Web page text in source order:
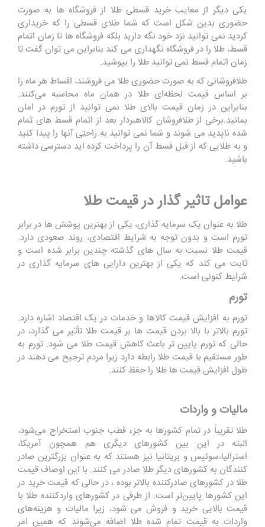
یکی دیگر از معایب خرید قسطی طلا از فروشگاه ها به صورت
حضوری بدین شکل است که شما طلای قسطی را که خریداری
کردید نمی توانید نزد خود نگه دارید بلکه فروشگاه ها تا زمان اتمام
قسط، طلا را در فروشگاه نگهداری می کند بنابراین می توان گفت تا
زمان اتمام قسط نمی توانید طلا را بپوشید.
طلافروشانی که به صورت حضوری طلا می فروشند، اقساط هر ماه را
بر اساس قیمت لحظه‌ای طلا در همان ماه محاسبه می‌کنند.
بنابراین در زمان قیمت بالای طلا نمی توانید از تورم در امان
بمانید.برخی از طلافروشان کالاهبردار بعد از اتمام قسط های تمام
شده ناپدید می شوند و شما نمی توانید به راحتی آنها را پیدا کنید
و به طلایی که از قبل قسط آن را پرداخت کرده اید دسترسی داشته
باشید.
عوامل تاثیر گذار در قیمت طلا
طلا به عنوان یک سرمایه گذاری، یکی از بهترین پوشش ها در برابر
تورم است و بدون توجه به شرایط اقتصادی، روند صعودی دارد.
قیمت طلا نسبت به سال های گذشته چندین برابر شده است و
ثابت می کند که یکی از بهترین دارایی های سرمایه گذاری در
شرایط کنونی است.
تورم
تورم به افزایش قیمت کالاها و خدمات در یک اقتصاد اشاره دارد.
تورم بالاتر با بالا بردن قیمت ها بر قیمت طلا تأثیر می گذارد، در
حالی که تورم پایین تر باعث کاهش قیمت طلا می شود. تورم به
طور مستقیم با قیمت طلا رابطه دارد زیرا مردم ترجیح می دهند در
طول افزایش قیمت ها طلا را حفظ کنند.
مالیات و واردات
طلا تقریباً در تمام کشورها به جزء قطب جنوب استخراج می‌شود،
البته در این بین کشورهای دیگری هم همچون آمریکا،
استرالیا،سوئیس و بریتانیا نیز هستند که به عنوان بزرگترین صادر
کنندگان به کشورهای دیگر طلا صادر می کنند. با این اوصاف قیمت
طلا در کشورهای صادرکننده بالاتر بوده ، در حالی که قیمت خرید در
این کشورها پایین‌تر است. از طرفی در کشورهای واردکننده طلا با
قیمت بالایی خرید و فروش می شود، زیرا مالیات و هزینه‌های
واردات به قیمت تمام شده طلا اضافه می‌شوند که همین امر